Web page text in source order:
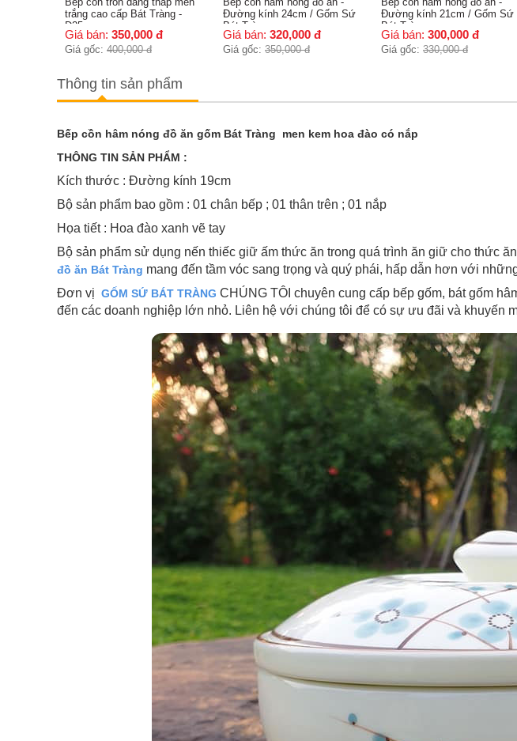
Đường kính 24cm / Gốm Sứ
Bát Tràng
Giá bán: 320,000 đ
Giá gốc: 350,000 đ
Đường kính 21cm / Gốm Sứ
Bát Tràng
Giá bán: 300,000 đ
Giá gốc: 330,000 đ
Đường kính 19cm / Gốm Sứ
Bát Tràng
Giá bán: 260,000 đ
Giá gốc: 300,000 đ
Thông tin sản phẩm
Bếp cồn hâm nóng đồ ăn gốm Bát Tràng men kem hoa đào có nắp
THÔNG TIN SẢN PHẨM :
Kích thước : Đường kính 19cm
Bộ sản phẩm bao gồm : 01 chân bếp ; 01 thân trên ; 01 nắp
Họa tiết : Hoa đào xanh vẽ tay
Bộ sản phẩm sử dụng nến thiếc giữ ấm thức ăn trong quá trình ăn giữ cho thức
đồ ăn Bát Tràng mang đến tầm vóc sang trọng và quý phái, hấp dẫn hơn với
Đơn vị GỐM SỨ BÁT TRÀNG CHÚNG TÔI chuyên cung cấp bếp gốm, bát gốm
đến các doanh nghiệp lớn nhỏ. Liên hệ với chúng tôi để có sự ưu đãi và khuyến